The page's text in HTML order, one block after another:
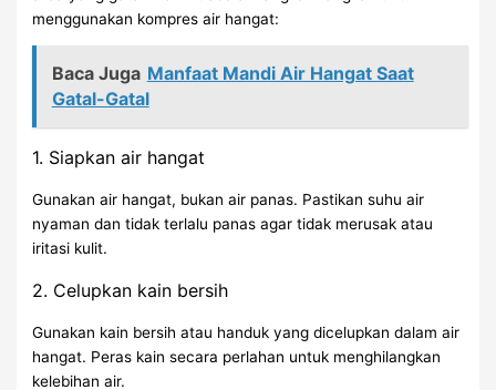
menggunakan kompres air hangat:
Baca Juga Manfaat Mandi Air Hangat Saat
Gatal-Gatal
1. Siapkan air hangat
Gunakan air hangat, bukan air panas. Pastikan suhu air
nyaman dan tidak terlalu panas agar tidak merusak atau
iritasi kulit.
2. Celupkan kain bersih
Gunakan kain bersih atau handuk yang dicelupkan dalam air
hangat. Peras kain secara perlahan untuk menghilangkan
kelebihan air.